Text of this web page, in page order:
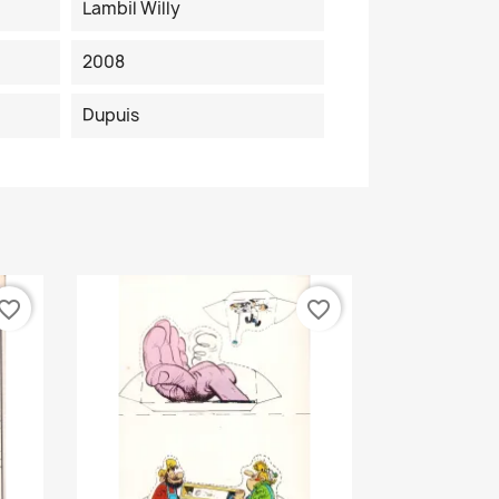
Lambil Willy
2008
Dupuis
favorite_border